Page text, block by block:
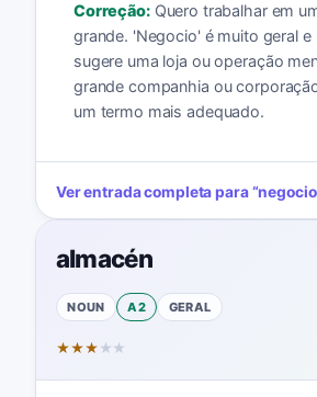
Correção: Quero trabalhar em
grande. 'Negocio' é muito geral e
sugere uma loja ou operação
grande companhia ou
um termo mais adequado.
Ver entrada completa para“negocio
almacén
NOUN A2 GERAL
★★★ ★ ★